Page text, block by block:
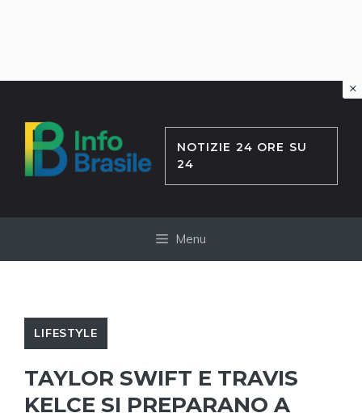
contenuto
NOTIZIE 24 ORE SU
24
Menu
LIFESTYLE
TAYLOR SWIFT E TRAVIS
KELCE SI PREPARANO A
×